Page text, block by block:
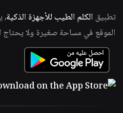
تطبيق الكلم الطيب للأجهزة الذكية،
الموقع في مساحة صغيرة ولا يحتاج